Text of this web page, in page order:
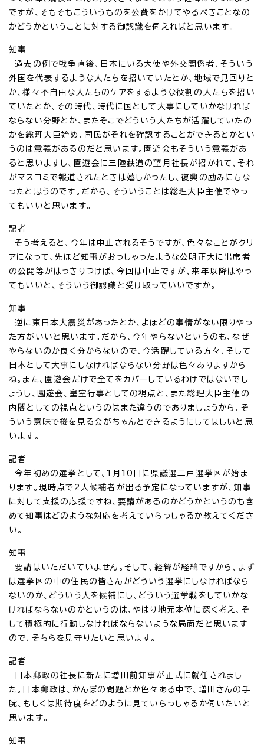
ですが、そもそもこういうものを公費をかけてやるべきことなの
かどうかということに対する御認識を伺えればと思います。
知事
過去の例で戦争直後、日本にいる大使や外交関係者、そういう
外国を代表するような人たちを招いていたとか、地域で見回りと
か、様々不自由な人たちのケアをするような役割の人たちを招い
ていたとか、その時代、時代に国として大事にしていかなければ
ならない分野とか、またそこでどういう人たちが活躍していたの
かを総理大臣始め、国民がそれを確認することができるとかとい
うのは意義があるのだと思います。園遊会もそういう意義があ
ると思いますし、園遊会に三陸鉄道の望月社長が招かれて、それ
がマスコミで報道されたときは嬉しかったし、復興の励みにもな
ったと思うのです。だから、そういうことは総理大臣主催でやっ
てもいいと思います。
記者
そう考えると、今年は中止されるそうですが、色々なことがクリ
アになって、先ほど知事がおっしゃったような公明正大に出席者
の公開等がはっきりつけば、今回は中止ですが、来年以降はやっ
てもいいと、そういう御認識と受け取っていいですか。
知事
逆に東日本大震災があったとか、よほどの事情がない限りやっ
た方がいいと思います。だから、今年やらないというのも、なぜ
やらないのか良く分からないので、今活躍している方々、そして
日本として大事にしなければならない分野は色々ありますから
ね。また、園遊会だけで全てをカバーしているわけではないでし
ょうし、園遊会、皇室行事としての視点と、また総理大臣主催の
内閣としての視点というのはまた違うのでありましょうから、そ
ういう意味で桜を見る会がちゃんとできるようにしてほしいと思
います。
記者
今年初めの選挙として、1月10日に県議選二戸選挙区が始ま
ります。現時点で2人候補者が出る予定になっていますが、知事
に対して支援の応援ですね、要請があるのかどうかというのも含
めて知事はどのような対応を考えていらっしゃるか教えてくださ
い。
知事
要請はいただいていません。そして、経緯が経緯ですから、まず
は選挙区の中の住民の皆さんがどういう選挙にしなければなら
ないのか、どういう人を候補にし、どういう選挙戦をしていかな
ければならないのかというのは、やはり地元本位に深く考え、そ
して積極的に行動しなければならないような局面だと思います
ので、そちらを見守りたいと思います。
記者
日本郵政の社長に新たに増田前知事が正式に就任されまし
た。日本郵政は、かんぽの問題とか色々ある中で、増田さんの手
腕、もしくは期待度をどのように見ていらっしゃるか伺いたいと
思います。
知事